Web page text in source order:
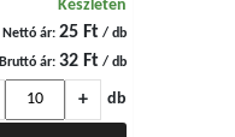
Készleten
Nettó ár: 25 Ft / db
Bruttó ár: 32 Ft / db
+ db